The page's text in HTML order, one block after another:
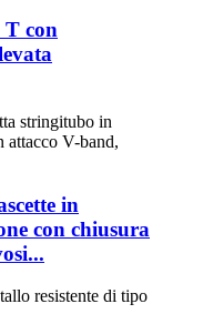
T con
in
con chiusura